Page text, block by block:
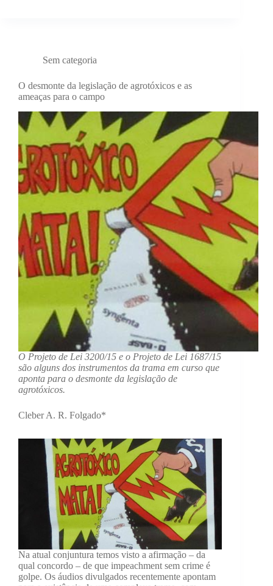
Sem categoria
O desmonte da legislação de agrotóxicos e as
ameaças para o campo
O Projeto de Lei 3200/15 e o Projeto de Lei 1687/15
são alguns dos instrumentos da trama em curso que
aponta para o desmonte da legislação de
agrotóxicos.
Cleber A. R. Folgado*
Na atual conjuntura temos visto a afirmação – da
qual concordo – de que impeachment sem crime é
golpe. Os áudios divulgados recentemente apontam